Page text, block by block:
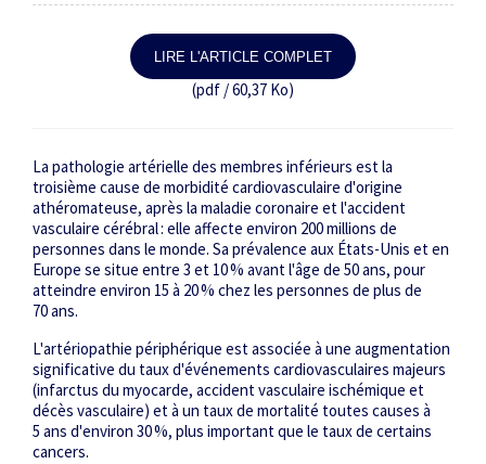
LIRE L'ARTICLE COMPLET
(pdf / 60,37 Ko)
La pathologie artérielle des membres inférieurs est la
troisième cause de morbidité cardiovasculaire d'origine
athéromateuse, après la maladie coronaire et l'accident
vasculaire cérébral : elle affecte environ 200 millions de
personnes dans le monde. Sa prévalence aux États-Unis et en
Europe se situe entre 3 et 10 % avant l'âge de 50 ans, pour
atteindre environ 15 à 20 % chez les personnes de plus de
70 ans.
L'artériopathie périphérique est associée à une augmentation
significative du taux d'événements cardiovasculaires majeurs
(infarctus du myocarde, accident vasculaire ischémique et
décès vasculaire) et à un taux de mortalité toutes causes à
5 ans d'environ 30 %, plus important que le taux de certains
cancers.